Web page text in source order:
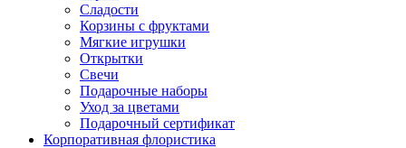
Сладости
Корзины с фруктами
Мягкие игрушки
Открытки
Свечи
Подарочные наборы
Уход за цветами
Подарочный сертификат
Корпоративная флористика